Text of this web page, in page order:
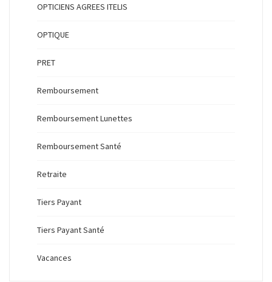
OPTICIENS AGREES ITELIS
OPTIQUE
PRET
Remboursement
Remboursement Lunettes
Remboursement Santé
Retraite
Tiers Payant
Tiers Payant Santé
Vacances